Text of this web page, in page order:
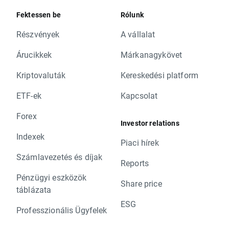
Fektessen be
Részvények
Árucikkek
Kriptovaluták
ETF-ek
Forex
Indexek
Számlavezetés és díjak
Pénzügyi eszközök
táblázata
Professzionális Ügyfelek
Rólunk
A vállalat
Márkanagykövet
Kereskedési platform
Kapcsolat
Investor relations
Piaci hírek
Reports
Share price
ESG